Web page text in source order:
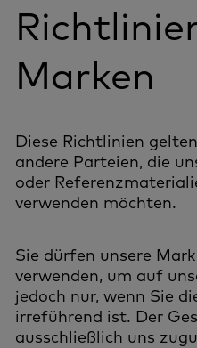
Marken
Diese Richtlinien
andere Parteien, die
oder
verwenden möchten.
Sie dürfen unsere
verwenden, um auf
jedoch nur, wenn Sie
irreführend ist. Der
ausschließlich uns